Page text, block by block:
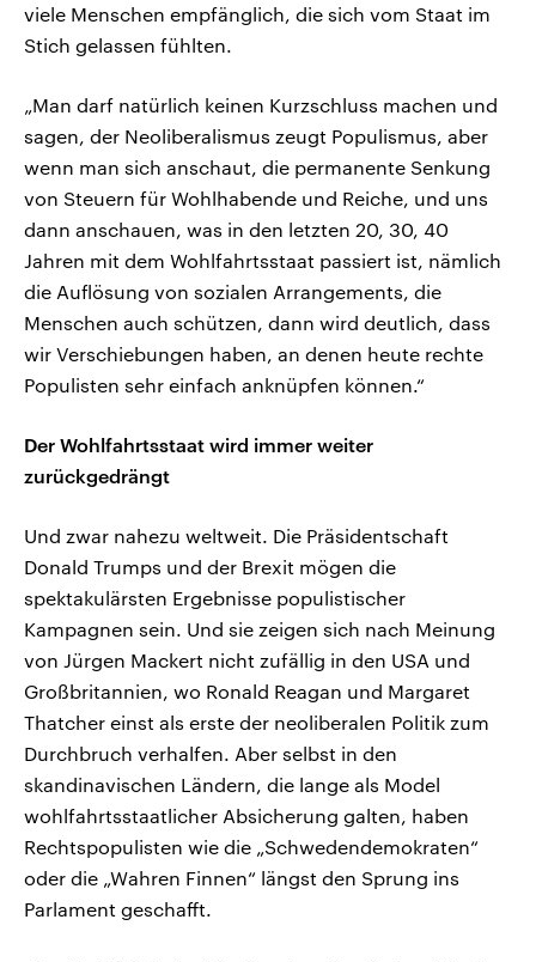
viele Menschen empfänglich, die sich vom Staat im
Stich gelassen fühlten.
„Man darf natürlich keinen Kurzschluss machen und
sagen, der Neoliberalismus zeugt Populismus, aber
wenn man sich anschaut, die permanente Senkung
von Steuern für Wohlhabende und Reiche, und uns
dann anschauen, was in den letzten 20, 30, 40
Jahren mit dem Wohlfahrtsstaat passiert ist, nämlich
die Auflösung von sozialen Arrangements, die
Menschen auch schützen, dann wird deutlich, dass
wir Verschiebungen haben, an denen heute rechte
Populisten sehr einfach anknüpfen können.“
Der Wohlfahrtsstaat wird immer weiter
zurückgedrängt
Und zwar nahezu weltweit. Die Präsidentschaft
Donald Trumps und der Brexit mögen die
spektakulärsten Ergebnisse populistischer
Kampagnen sein. Und sie zeigen sich nach Meinung
von Jürgen Mackert nicht zufällig in den USA und
Großbritannien, wo Ronald Reagan und Margaret
Thatcher einst als erste der neoliberalen Politik zum
Durchbruch verhalfen. Aber selbst in den
skandinavischen Ländern, die lange als Model
wohlfahrtsstaatlicher Absicherung galten, haben
Rechtspopulisten wie die „Schwedendemokraten“
oder die „Wahren Finnen“ längst den Sprung ins
Parlament geschafft.